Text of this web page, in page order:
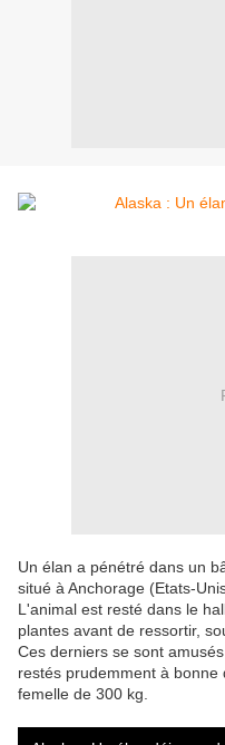
Un élan a pénétré dans un
situé à Anchorage (Etats-
L'animal est resté dans le
plantes avant de ressortir,
Ces derniers se sont
restés prudemment à
femelle de 300 kg.